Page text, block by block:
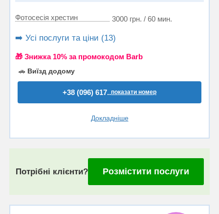
Фотосесія хрестин 3000 грн. / 60 мин.
➡️ Усі послуги та ціни (13)
🎁 Знижка 10% за промокодом Barb
🚗 Виїзд додому
+38 (096) 617..показати номер
Докладніше
Потрібні клієнти? Розмістити послуги